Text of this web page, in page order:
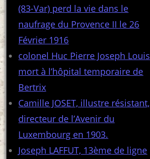
(83-Var) perd la vie dans le
naufrage du Provence II le 26
Février 1916
colonel Huc Pierre Joseph Louis
mort à l’hôpital temporaire de
Bertrix
Camille JOSET, illustre résistant,
directeur de l’Avenir du
Luxembourg en 1903.
Joseph LAFFUT, 13ème de ligne